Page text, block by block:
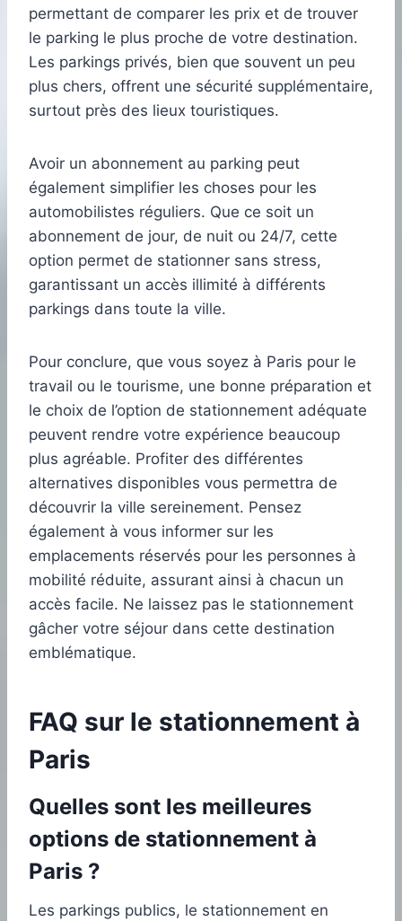
permettant de comparer les prix et de trouver
le parking le plus proche de votre destination.
Les parkings privés, bien que souvent un peu
plus chers, offrent une sécurité supplémentaire,
surtout près des lieux touristiques.
Avoir un abonnement au parking peut
également simplifier les choses pour les
automobilistes réguliers. Que ce soit un
abonnement de jour, de nuit ou 24/7, cette
option permet de stationner sans stress,
garantissant un accès illimité à différents
parkings dans toute la ville.
Pour conclure, que vous soyez à Paris pour le
travail ou le tourisme, une bonne préparation et
le choix de l’option de stationnement adéquate
peuvent rendre votre expérience beaucoup
plus agréable. Profiter des différentes
alternatives disponibles vous permettra de
découvrir la ville sereinement. Pensez
également à vous informer sur les
emplacements réservés pour les personnes à
mobilité réduite, assurant ainsi à chacun un
accès facile. Ne laissez pas le stationnement
gâcher votre séjour dans cette destination
emblématique.
FAQ sur le stationnement à
Paris
Quelles sont les meilleures
options de stationnement à
Paris ?
Les parkings publics, le stationnement en